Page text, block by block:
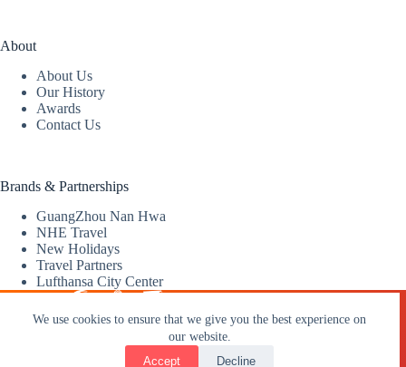
We use cookies to ensure that we give you the best experience on
our website.
Accept
Decline
About
About Us
Our History
Awards
Contact Us
Brands & Partnerships
GuangZhou Nan Hwa
NHE Travel
New Holidays
Travel Partners
Lufthansa City Center
v4.0.1 accredited
2026 © Nan Hwa (Express) Travel Service Limited |